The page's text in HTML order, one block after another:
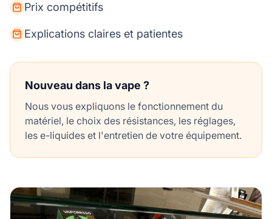
Prix compétitifs
Explications claires et patientes
Nouveau dans la vape ?
Nous vous expliquons le fonctionnement du
matériel, le choix des résistances, les réglages,
les e-liquides et l'entretien de votre équipement.